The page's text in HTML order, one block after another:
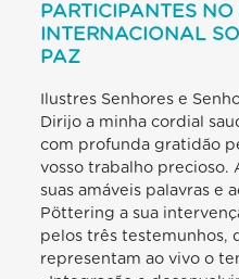
PARTICIPANTES NO
INTERNACIONAL
PAZ
Ilustres Senhores e
Dirijo a minha cordial
com profunda gratidão
vosso trabalho precioso.
suas amáveis palavras e
Pöttering a sua
pelos três testemunhos,
representam ao vivo o